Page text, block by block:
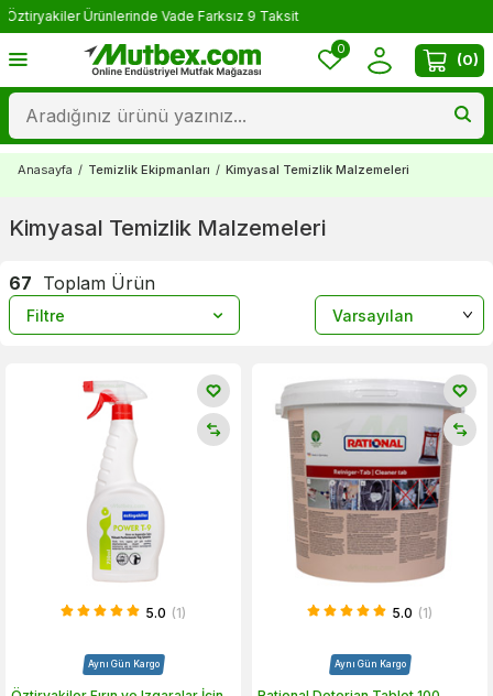
Yorum Yap 500 TL Kazan!
0
(0)
Anasayfa / Temizlik Ekipmanları / Kimyasal Temizlik Malzemeleri
Kimyasal Temizlik Malzemeleri
67 Toplam Ürün
Filtre
5.0 (1)
Aynı Gün Kargo
5.0 (1)
Aynı Gün Kargo